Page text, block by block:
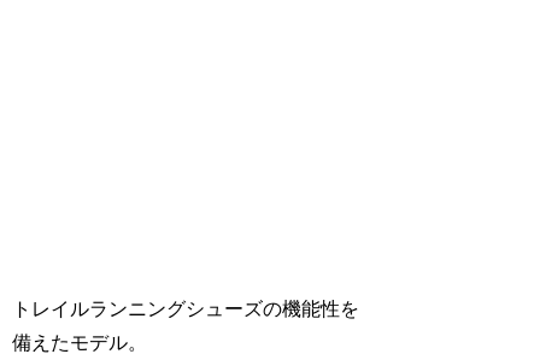
トレイルランニングシューズの機能性を
備えたモデル。​